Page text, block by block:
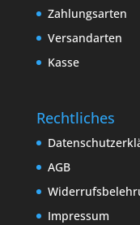
Zahlungsarten
Versandarten
Kasse
Rechtliches
AGB
Impressum